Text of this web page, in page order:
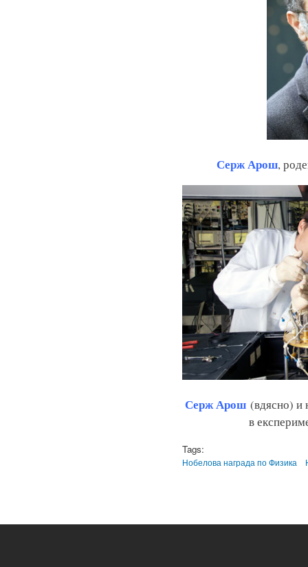
Серж Арош,
Серж Арош (вдясно) и
в
Tags:
Нобелова награда по Физика